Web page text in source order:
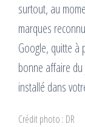
surtout, au
marques
Google, quitte à
bonne affaire
installé dans
Crédit photo : DR